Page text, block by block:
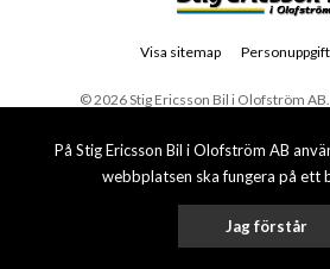
På Stig Ericsson Bil i Olofström AB
webbplatsen ska fungera på ett
Jag förstår
© 2026 Stig Ericsson Bil i Olofström
Visa sitemap